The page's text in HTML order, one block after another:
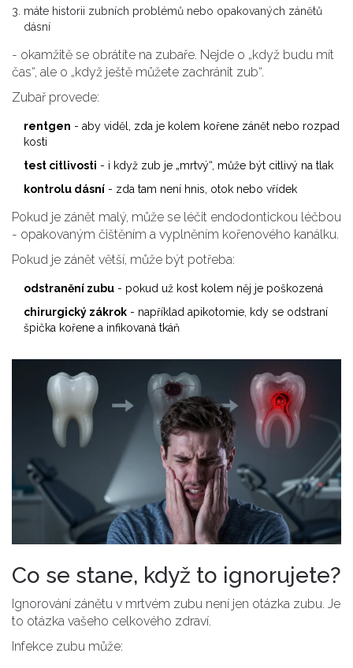
máte historii zubních problémů nebo opakovaných zánětů
dásní
- okamžitě se obrátíte na zubaře. Nejde o „když budu mít
čas“, ale o „když ještě můžete zachránit zub“.
Zubař provede:
rentgen - aby viděl, zda je kolem kořene zánět nebo rozpad
kosti
test citlivosti - i když zub je „mrtvý“, může být citlivý na tlak
kontrolu dásní - zda tam není hnis, otok nebo vřídek
Pokud je zánět malý, může se léčit endodontickou léčbou
- opakovaným čištěním a vyplněním kořenového kanálku.
Pokud je zánět větší, může být potřeba:
odstranění zubu - pokud už kost kolem něj je poškozená
chirurgický zákrok - například apikotomie, kdy se odstraní
špička kořene a infikovaná tkáň
Co se stane, když to ignorujete?
Ignorování zánětu v mrtvém zubu není jen otázka zubu. Je
to otázka vašeho celkového zdraví.
Infekce zubu může: